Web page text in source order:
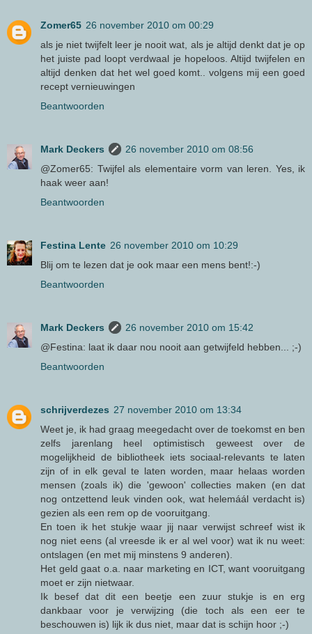
Zomer65 26 november 2010 om 00:29
als je niet twijfelt leer je nooit wat, als je altijd denkt dat je op
het juiste pad loopt verdwaal je hopeloos. Altijd twijfelen en
altijd denken dat het wel goed komt.. volgens mij een goed
recept vernieuwingen
Beantwoorden
Mark Deckers
26 november 2010 om 08:56
@Zomer65: Twijfel als elementaire vorm van leren. Yes, ik
haak weer aan!
Beantwoorden
Festina Lente 26 november 2010 om 10:29
Blij om te lezen dat je ook maar een mens bent!:-)
Beantwoorden
Mark Deckers
26 november 2010 om 15:42
@Festina: laat ik daar nou nooit aan getwijfeld hebben... ;-)
Beantwoorden
schrijverdezes 27 november 2010 om 13:34
Weet je, ik had graag meegedacht over de toekomst en ben
zelfs jarenlang heel optimistisch geweest over de
mogelijkheid de bibliotheek iets sociaal-relevants te laten
zijn of in elk geval te laten worden, maar helaas worden
mensen (zoals ik) die 'gewoon' collecties maken (en dat
nog ontzettend leuk vinden ook, wat helemáál verdacht is)
gezien als een rem op de vooruitgang.
En toen ik het stukje waar jij naar verwijst schreef wist ik
nog niet eens (al vreesde ik er al wel voor) wat ik nu weet:
ontslagen (en met mij minstens 9 anderen).
Het geld gaat o.a. naar marketing en ICT, want vooruitgang
moet er zijn nietwaar.
Ik besef dat dit een beetje een zuur stukje is en erg
dankbaar voor je verwijzing (die toch als een eer te
beschouwen is) lijk ik dus niet, maar dat is schijn hoor ;-)